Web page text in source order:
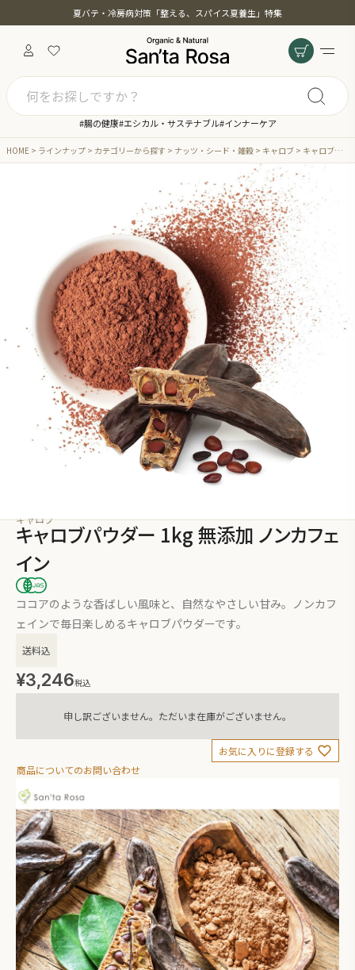
夏バテ・冷房病対策「整える、スパイス夏養生」特集
#腸の健康#エシカル・サステナブル#インナーケア
HOME ラインナップ カテゴリーから探す ナッツ・シード・雑穀 キャロブ キャロブパウダー 1kg 無添加 ノンカフェイン
キャロブ
キャロブパウダー 1kg 無添加 ノンカフェ
イン
ココアのような香ばしい風味と、自然なやさしい甘み。ノンカフ
ェインで毎日楽しめるキャロブパウダーです。
送料込
¥3,246税込
申し訳ございません。ただいま在庫がございません。
お気に入りに登録する
商品についてのお問い合わせ